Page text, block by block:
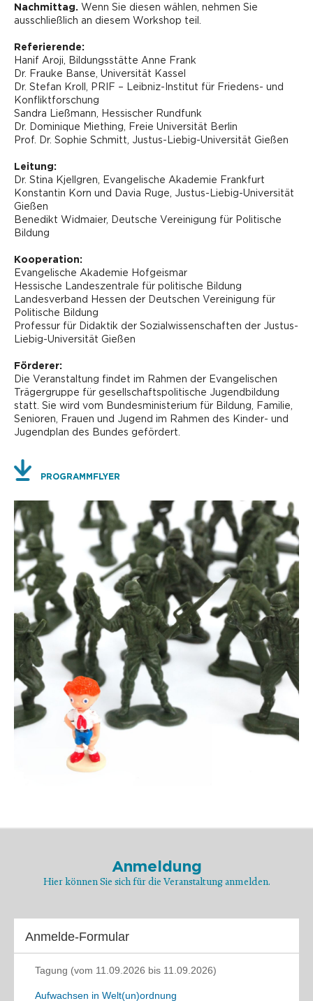
Nachmittag. Wenn Sie diesen wählen, nehmen Sie
ausschließlich an diesem Workshop teil.
Referierende:
Hanif Aroji, Bildungsstätte Anne Frank
Dr. Frauke Banse, Universität Kassel
Dr. Stefan Kroll, PRIF – Leibniz-Institut für Friedens- und
Konfliktforschung
Sandra Ließmann, Hessischer Rundfunk
Dr. Dominique Miething, Freie Universität Berlin
Prof. Dr. Sophie Schmitt, Justus-Liebig-Universität Gießen
Leitung:
Dr. Stina Kjellgren, Evangelische Akademie Frankfurt
Konstantin Korn und Davia Ruge, Justus-Liebig-Universität
Gießen
Benedikt Widmaier, Deutsche Vereinigung für Politische
Bildung
Kooperation:
Evangelische Akademie Hofgeismar
Hessische Landeszentrale für politische Bildung
Landesverband Hessen der Deutschen Vereinigung für
Politische Bildung
Professur für Didaktik der Sozialwissenschaften der Justus-
Liebig-Universität Gießen
Förderer:
Die Veranstaltung findet im Rahmen der Evangelischen
Trägergruppe für gesellschaftspolitische Jugendbildung
statt. Sie wird vom Bundesministerium für Bildung, Familie,
Senioren, Frauen und Jugend im Rahmen des Kinder- und
Jugendplan des Bundes gefördert.
PROGRAMMFLYER
Anmeldung
Hier können Sie sich für die Veranstaltung anmelden.